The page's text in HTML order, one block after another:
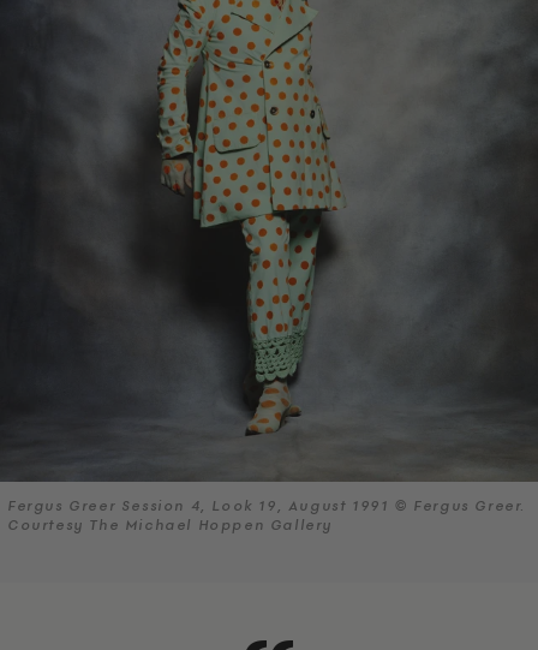
Fergus Greer Session 4, Look 19, August 1991 © Fergus Greer.
Courtesy The Michael Hoppen Gallery